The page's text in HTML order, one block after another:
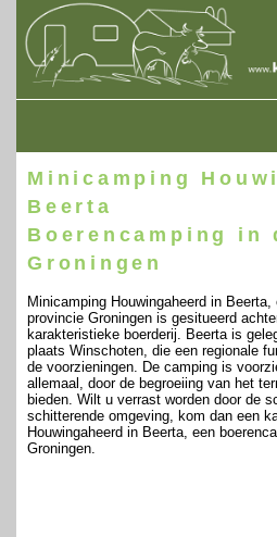
Minicamping
Beerta
Boerencamping in
Groningen
Minicamping Houwingaheerd in
provincie Groningen is gesitueerd
karakteristieke boerderij. Beerta is
plaats Winschoten, die een regionale
de voorzieningen. De camping is
allemaal, door de begroeiing van het
bieden. Wilt u verrast worden door de
schitterende omgeving, kom dan een
Houwingaheerd in Beerta, een
Groningen.